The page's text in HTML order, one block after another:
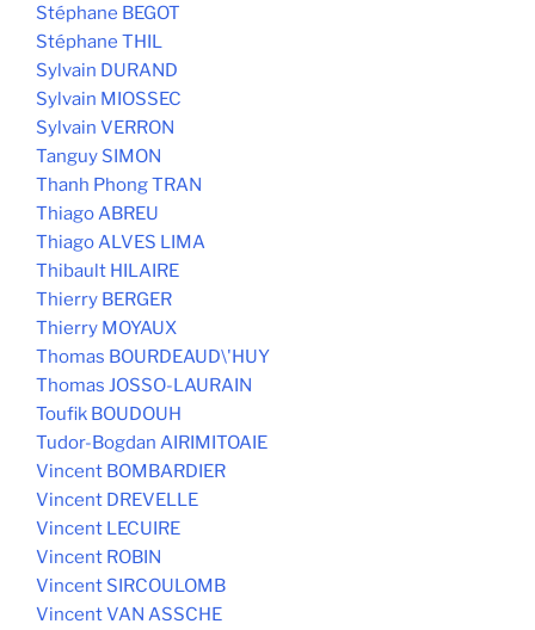
Stéphane BEGOT
Stéphane THIL
Sylvain DURAND
Sylvain MIOSSEC
Sylvain VERRON
Tanguy SIMON
Thanh Phong TRAN
Thiago ABREU
Thiago ALVES LIMA
Thibault HILAIRE
Thierry BERGER
Thierry MOYAUX
Thomas BOURDEAUD\'HUY
Thomas JOSSO-LAURAIN
Toufik BOUDOUH
Tudor-Bogdan AIRIMITOAIE
Vincent BOMBARDIER
Vincent DREVELLE
Vincent LECUIRE
Vincent ROBIN
Vincent SIRCOULOMB
Vincent VAN ASSCHE